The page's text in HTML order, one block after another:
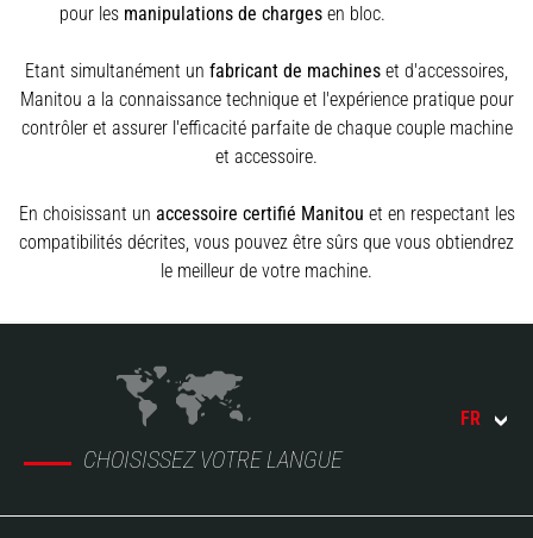
pour les manipulations de charges en bloc.
Etant simultanément un fabricant de machines et d'accessoires,
Manitou a la connaissance technique et l'expérience pratique pour
contrôler et assurer l'efficacité parfaite de chaque couple machine
et accessoire.
En choisissant un accessoire certifié Manitou et en respectant les
compatibilités décrites, vous pouvez être sûrs que vous obtiendrez
le meilleur de votre machine.
CHOISISSEZ VOTRE LANGUE
FR